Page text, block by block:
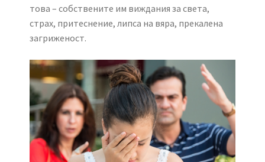
това – собствените им виждания за света,
страх, притеснение, липса на вяра, прекалена
загриженост.